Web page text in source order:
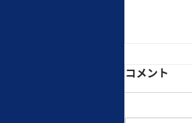
コメント